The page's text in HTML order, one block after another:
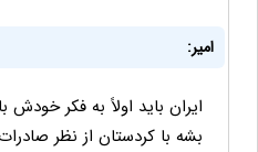
امیر:
ایران باید اولاً به فکر
بشه با کردستان از نظر